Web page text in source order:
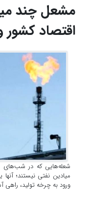
مشعل چند
اقتصاد کشور
شعله‌هایی که در شب‌های
میادین نفتی نیستند؛
ورود به چرخه تولید،